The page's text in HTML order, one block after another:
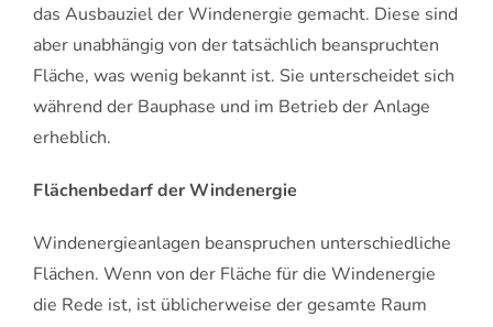
das Ausbauziel der Windenergie gemacht. Diese sind
aber unabhängig von der tatsächlich beanspruchten
Fläche, was wenig bekannt ist. Sie unterscheidet sich
während der Bauphase und im Betrieb der Anlage
erheblich.
Flächenbedarf der Windenergie
Windenergieanlagen beanspruchen unterschiedliche
Flächen. Wenn von der Fläche für die Windenergie
die Rede ist, ist üblicherweise der gesamte Raum